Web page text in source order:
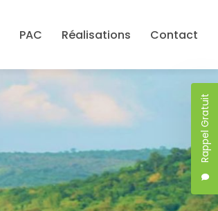
Rappel Gratuit
PAC Réalisations Contact